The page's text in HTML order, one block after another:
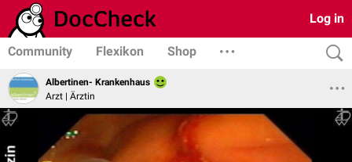
Log in
Community Flexikon Shop
Albertinen- Krankenhaus
Arzt | Ärztin